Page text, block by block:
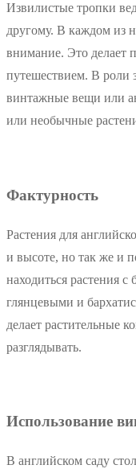
Извилистые тропки
другому. В каждом из
внимание. Это делает
путешествием. В роли
винтажные вещи или
или необычные
Фактурность
Растения для
и высоте, но так же и
находиться растения
глянцевыми и
делает растительные
разглядывать.
Использование
В английском саду